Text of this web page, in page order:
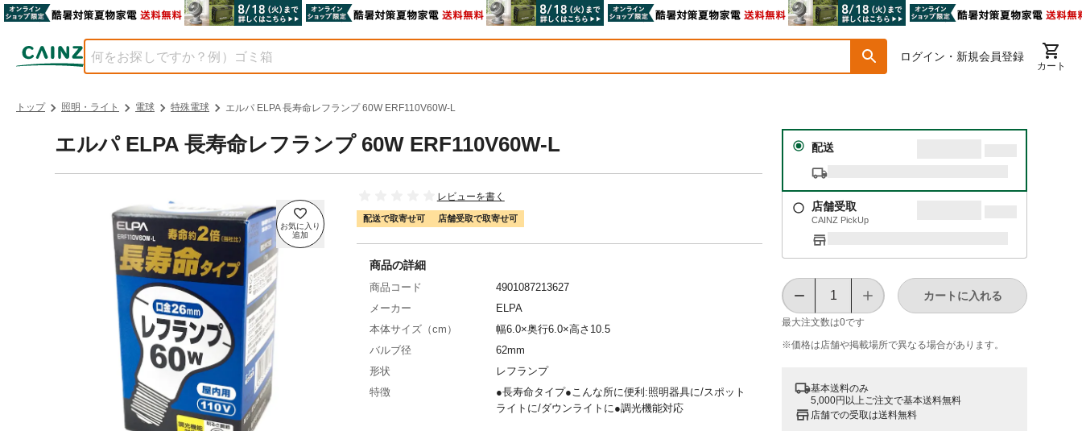
ログイン・新規会員登録
カート
トップ 照明・ライト 電球 特殊電球 エルパ ELPA 長寿命レフランプ 60W ERF110V60W-L
エルパ ELPA 長寿命レフランプ 60W ERF110V60W-L
レビューを書く
配送で取寄せ可 店舗受取で取寄せ可
配送
店舗受取
CAINZ PickUp
最大注文数は0です
カートに入れる
※価格は​店舗や​掲載場所で​異なる​場合が​あります。
基本送料のみ
5,000円以上ご注文で基本送料無料
店舗での受取は送料無料
商品の詳細
商品コード
4901087213627
メーカー
ELPA
本体サイズ（cm）
幅6.0×奥行6.0×高さ10.5
バルブ径
62mm
形状
レフランプ
特徴
●長寿命タイプ●こんな所に便利:照明器具に/スポット
ライトに/ダウンライトに●調光機能対応